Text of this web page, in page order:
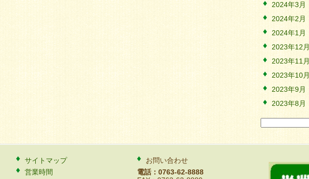
2024年3月
2024年2月
2024年1月
2023年12月
2023年11月
2023年10月
2023年9月
2023年8月
サイトマップ
営業時間
お問い合わせ
電話：0763-62-8888